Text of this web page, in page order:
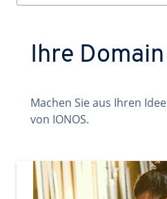
Ihre
Machen Sie aus Ihren
von IONOS.